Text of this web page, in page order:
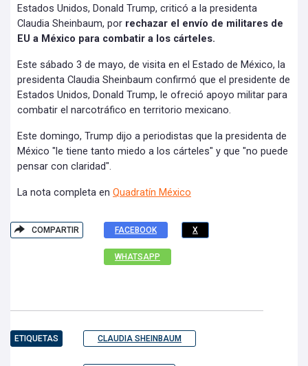
Estados Unidos, Donald Trump, criticó a la presidenta
Claudia Sheinbaum, por rechazar el envío de militares de
EU a México para combatir a los cárteles.
Este sábado 3 de mayo, de visita en el Estado de México, la
presidenta Claudia Sheinbaum confirmó que el presidente de
Estados Unidos, Donald Trump, le ofreció apoyo militar para
combatir el narcotráfico en territorio mexicano.
Este domingo, Trump dijo a periodistas que la presidenta de
México "le tiene tanto miedo a los cárteles" y que "no puede
pensar con claridad".
La nota completa en Quadratín México
COMPARTIR FACEBOOK X
WHATSAPP
ETIQUETAS CLAUDIA SHEINBAUM